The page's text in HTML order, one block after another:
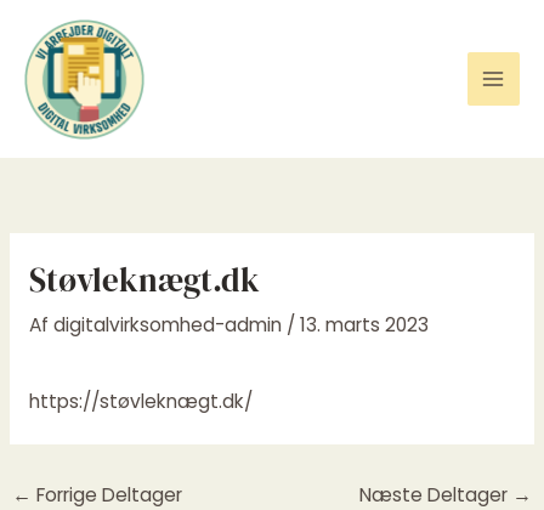
indholdet
Støvleknægt.dk
Af digitalvirksomhed-admin / 13. marts 2023
https://støvleknægt.dk/
← Forrige Deltager Næste Deltager →